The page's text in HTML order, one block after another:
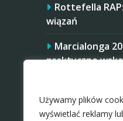
Używamy plików
wyświetlać reklamy
Rottefella
wiązań
Marcialonga
praktyczne
w 2026 roku?
rywale